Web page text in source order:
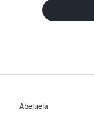
Abejuela